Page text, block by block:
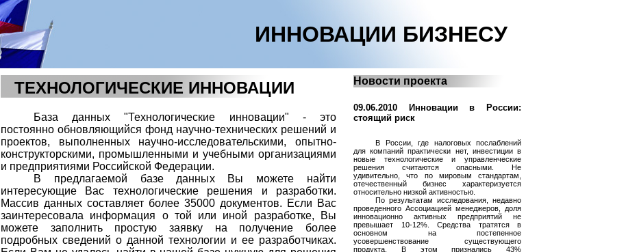
ИННОВАЦИИ БИЗНЕСУ
ТЕХНОЛОГИЧЕСКИЕ ИННОВАЦИИ
База данных "Технологические инновации" - это
постоянно обновляющийся фонд научно-технических решений и
проектов, выполненных научно-исследовательскими, опытно-
конструкторскими, промышленными и учебными организациями
и предприятиями Российской Федерации.
В предлагаемой базе данных Вы можете найти
интересующие Вас технологические решения и разработки.
Массив данных составляет более 35000 документов. Если Вас
заинтересовала информация о той или иной разработке, Вы
можете заполнить простую заявку на получение более
подробных сведений о данной технологии и ее разработчиках.
Новости проекта
09.06.2010 Инновации в России:
стоящий риск
В России, где налоговых послаблений
для компаний практически нет, инвестиции в
новые технологические и управленческие
решения считаются опасными. Не
удивительно, что по мировым стандартам,
отечественный бизнес характеризуется
относительно низкой активностью.
По результатам исследования, недавно
проведенного Ассоциацией менеджеров, доля
инновационно активных предприятий не
превышает 10-12%. Средства тратятся в
основном на постепенное
усовершенствование существующего
продукта. В этом признались 43%